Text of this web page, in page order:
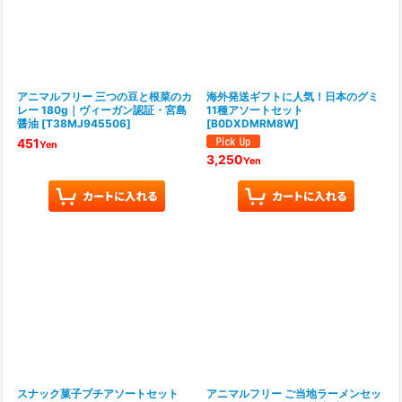
アニマルフリー 三つの豆と根菜のカ
レー 180g｜ヴィーガン認証・宮島
醤油 [T38MJ945506]
451Yen
海外発送ギフトに人気！日本のグミ
11種アソートセット
[B0DXDMRM8W]
3,250Yen
スナック菓子プチアソートセット
アニマルフリー ご当地ラーメンセッ